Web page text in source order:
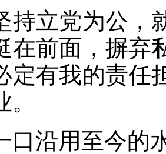
党为公，就
在前面，摒弃
定有我的责任
沿用至今的